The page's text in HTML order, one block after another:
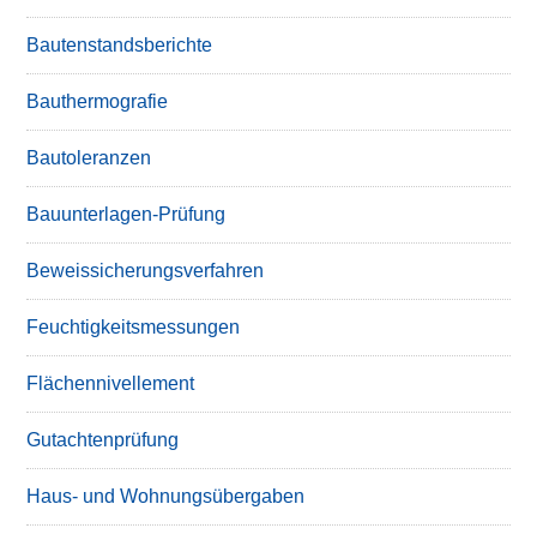
Bautenstandsberichte
Bauthermografie
Bautoleranzen
Bauunterlagen-Prüfung
Beweissicherungsverfahren
Feuchtigkeitsmessungen
Flächennivellement
Gutachtenprüfung
Haus- und Wohnungsübergaben